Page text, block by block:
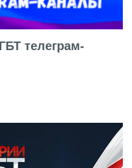
телеграм-